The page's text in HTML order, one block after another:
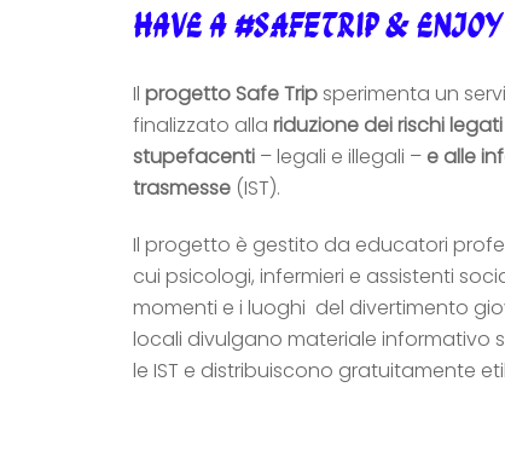
Have a #SAFETRIP & enjoy
Il progetto Safe Tripsperimenta un
finalizzato alla riduzione dei rischi
stupefacenti– legali e illegali – e alle
trasmesse(IST).
Il progetto è gestito da educatori
cui psicologi, infermieri e assistenti
momenti e i luoghi del divertimento
locali divulgano materiale informativo
le IST e distribuiscono gratuitamente